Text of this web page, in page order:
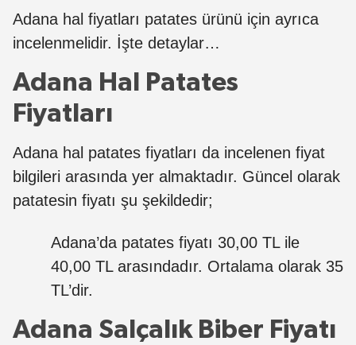
Adana hal fiyatları patates ürünü için ayrıca
incelenmelidir. İşte detaylar…
Adana Hal Patates
Fiyatları
Adana hal patates fiyatları da incelenen fiyat
bilgileri arasında yer almaktadır. Güncel olarak
patatesin fiyatı şu şekildedir;
Adana’da patates fiyatı 30,00 TL ile
40,00 TL arasındadır. Ortalama olarak 35
TL’dir.
Adana Salçalık Biber Fiyatı